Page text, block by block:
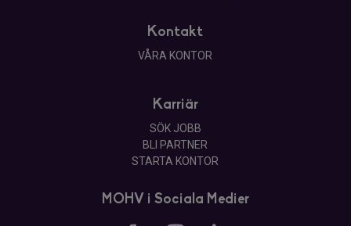
Kontakt
VÅRA KONTOR
Karriär
SÖK JOBB
BLI PARTNER
STARTA KONTOR
MOHV i Sociala Medier